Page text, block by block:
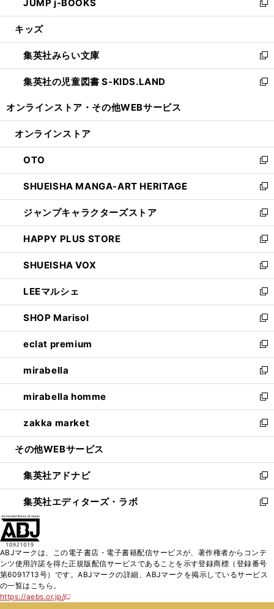
で
開
ド
ウ
開
く
ィ
ン
ウ
で
開
く
い
ウ
ン
ド
ウ
で
JUMP j-BOOKS
新
し
ウ
ィ
ン
ド
開
キッズ
集英社みらい文庫
新
し
い
ン
ウ
で
開
く
集英社の児童図書 S-KIDS.LAND
新
ウ
ン
ド
ウ
で
開
く
オンラインストア・ その他WEBサービス
オンラインストア
OTO
新
し
い
ウ
ィ
ン
ド
ウ
で
開
く
SHUEISHA MANGA-ART HERITAGE
新
し
い
ウ
ィ
ン
ド
ウ
で
開
く
ジャンプキャラクターズストア
新
し
い
ウ
ィ
ン
ド
ウ
で
開
く
HAPPY PLUS STORE
新
し
い
ウ
ィ
ン
ド
ウ
で
開
く
SHUEISHA VOX
新
し
い
ウ
ィ
ン
ド
ウ
で
開
く
LEEマルシェ
新
し
い
ウ
ィ
ン
ド
ウ
で
開
く
SHOP Marisol
新
し
い
ウ
ィ
ン
ド
ウ
で
開
eclat premium
新
し
い
ウ
ィ
ン
ド
ウ
開
く
mirabella
新
し
い
ウ
ィ
ン
ウ
で
開
く
mirabella homme
新
し
い
ウ
ン
ド
ウ
で
zakka market
新
し
ウ
ィ
ン
ド
く
その他WEBサービス
集英社アドナビ
新
し
い
ド
ウ
で
集英社エディターズ・ラボ
新
ィ
ン
ド
ABJマークは、この電子書店・電子書籍配信サービスが、著作権者からコンテ
ンツ使用許諾を得た正規版配信サービスであることを示す登録商標（登録番号
第6091713号）です。ABJマークの詳細、ABJマークを掲示しているサービス
の一覧はこちら。
https://aebs.or.jp/
新